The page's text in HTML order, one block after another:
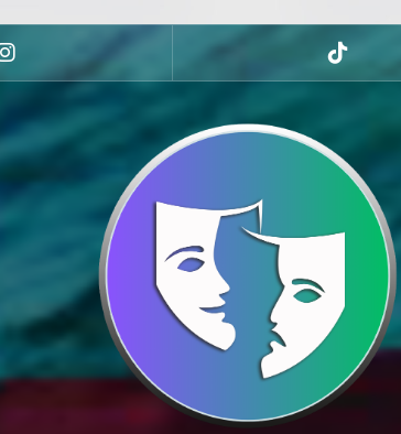
Instagram tiktok